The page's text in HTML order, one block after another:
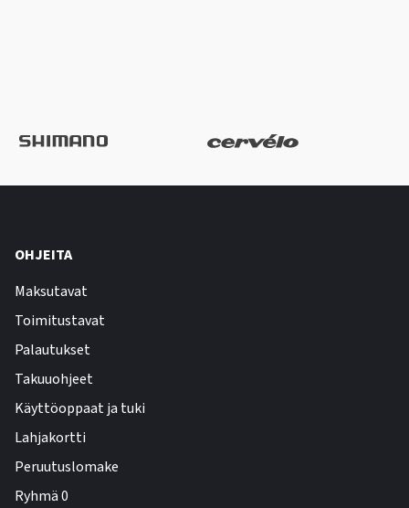
OHJEITA
Maksutavat
Toimitustavat
Palautukset
Takuuohjeet
Käyttöoppaat ja tuki
Lahjakortti
Peruutuslomake
Ryhmä 0